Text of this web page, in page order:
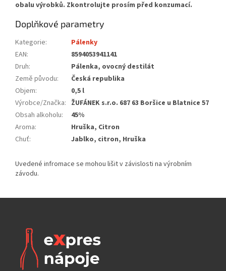
Doplňkové parametry
Kategorie:
Pálenky
EAN:
8594053941141
Druh:
Pálenka, ovocný destilát
Země původu:
Česká republika
Objem:
0,5 l
Výrobce/Značka: ŽUFÁNEK s.r.o. 687 63 Boršice u Blatnice 57
Obsah alkoholu:
45%
Aroma:
Hruška, Citron
Chuť: Jablko, citron, Hruška